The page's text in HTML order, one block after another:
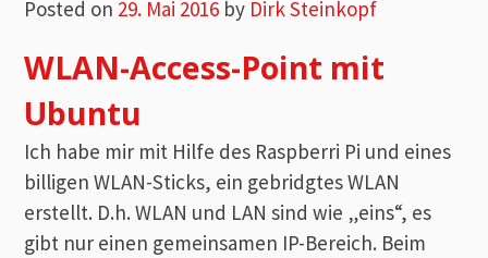
Posted on 29. Mai 2016 by Dirk Steinkopf
WLAN-Access-Point mit
Ubuntu
Ich habe mir mit Hilfe des Raspberri Pi und eines
billigen WLAN-Sticks, ein gebridgtes WLAN
erstellt. D.h. WLAN und LAN sind wie „eins“, es
gibt nur einen gemeinsamen IP-Bereich. Beim